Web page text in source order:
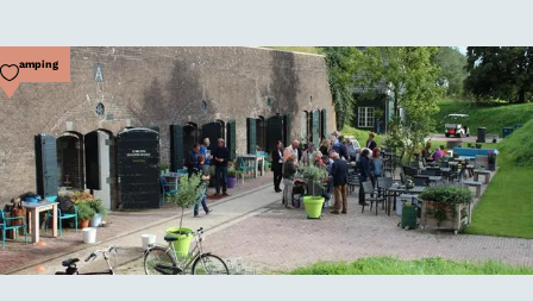
Camping
Voeg toe als favoriet